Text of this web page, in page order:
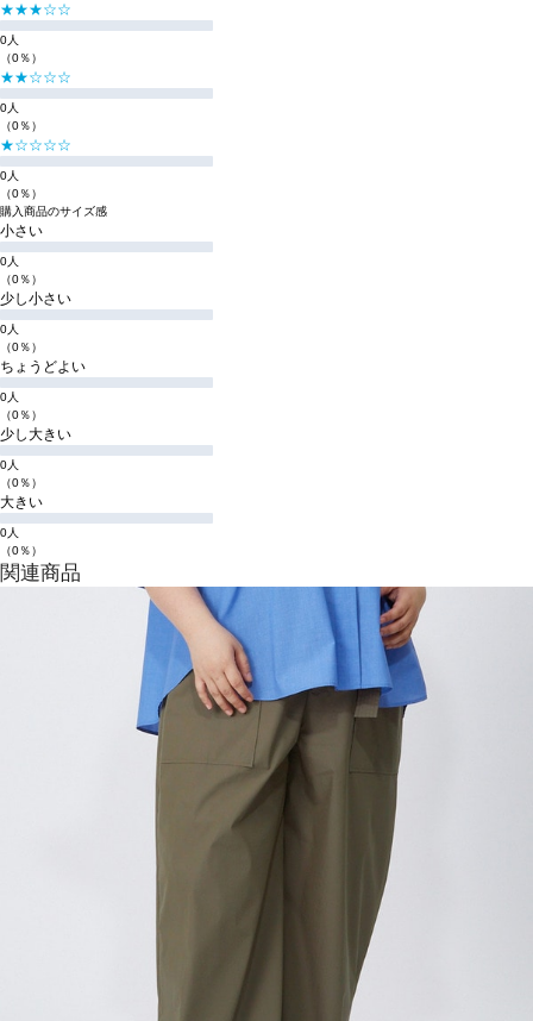
★★★☆☆
0人
（0％）
★★☆☆☆
0人
（0％）
★☆☆☆☆
0人
（0％）
購入商品のサイズ感
小さい
0人
（0％）
少し小さい
0人
（0％）
ちょうどよい
0人
（0％）
少し大きい
0人
（0％）
大きい
0人
（0％）
関連商品